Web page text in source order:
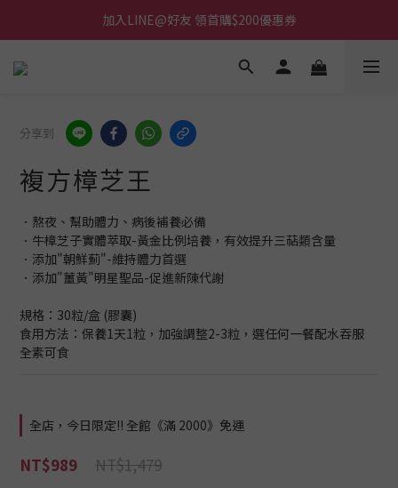
加入LINE@好友 領首購$200優惠券
分享到
複方樟芝王
．熬夜、幫助體力、病後補養必備
．牛樟芝子實體萃取-黃金比例培養，有效提升三萜類含量
．添加"朝鮮薊"-維持體力首選
．添加"薑黃"明星聖品-促進新陳代謝
規格：30粒/盒 (膠囊)
食用方法：保養1天1粒，加強調整2-3粒，選任何一餐配水吞服
全素可食
全店，今日限定!! 全館《滿 2000》免運
NT$1,479
NT$989